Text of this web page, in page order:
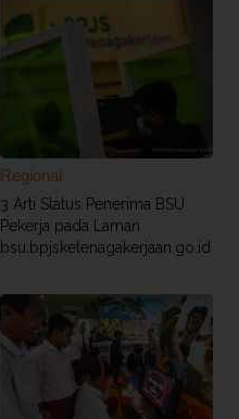
Regional
3 Arti Status Penerima BSU
Pekerja pada Laman
bsu.bpjsketenagakerjaan.go.id